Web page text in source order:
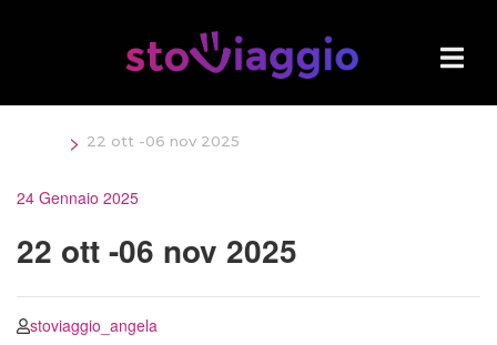
> 22 ott -06 nov 2025
24 Gennaio 2025
22 ott -06 nov 2025
stoviaggio_angela